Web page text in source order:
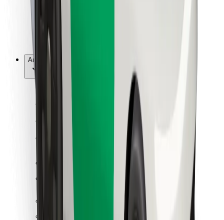
För åkeriägare
För restauranger
Bolt for Business
Annat
Leverantörer
Allmänna villkor
Kom iväg med Bolt på några minuter!
Ladda ner Bolt-appen
Hitta din favoritmat!
Ladda ner Bolt Food-appen